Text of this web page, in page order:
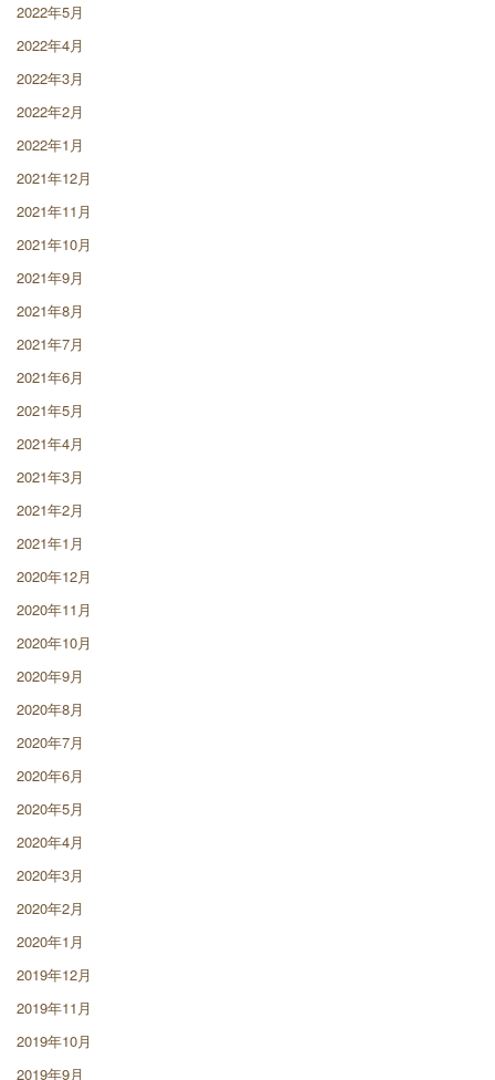
2022年5月
2022年4月
2022年3月
2022年2月
2022年1月
2021年12月
2021年11月
2021年10月
2021年9月
2021年8月
2021年7月
2021年6月
2021年5月
2021年4月
2021年3月
2021年2月
2021年1月
2020年12月
2020年11月
2020年10月
2020年9月
2020年8月
2020年7月
2020年6月
2020年5月
2020年4月
2020年3月
2020年2月
2020年1月
2019年12月
2019年11月
2019年10月
2019年9月